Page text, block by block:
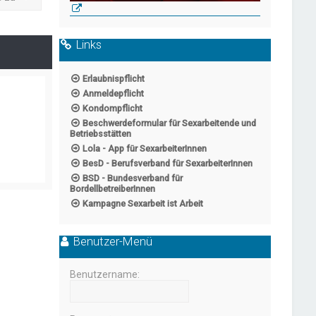
Links
Erlaubnispflicht
Anmeldepflicht
Kondompflicht
Beschwerdeformular für Sexarbeitende und
Betriebsstätten
Lola - App für SexarbeiterInnen
BesD - Berufsverband für SexarbeiterInnen
BSD - Bundesverband für
BordellbetreiberInnen
Kampagne Sexarbeit ist Arbeit
Benutzer-Menü
Benutzername: